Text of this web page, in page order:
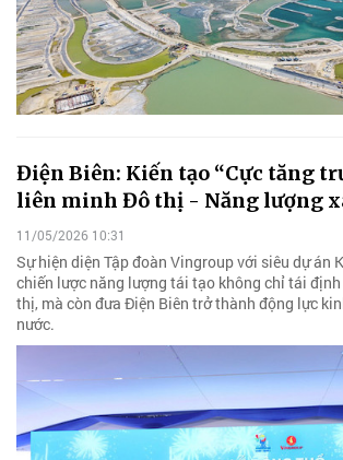
Điện Biên: Kiến tạo “Cực tăng
liên minh Đô thị - Năng lượng
11/05/2026 10:31
Sự hiện diện Tập đoàn Vingroup với siêu dự án
chiến lược năng lượng tái tạo không chỉ tái
thị, mà còn đưa Điện Biên trở thành động lực
nước.